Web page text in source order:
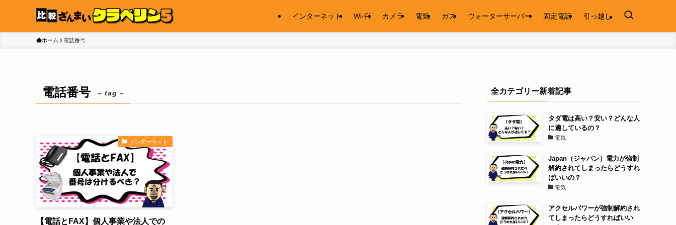
インターネット Wi-Fi カメラ 電気 ガス ウォーターサーバー 固定電話 引っ越し
ホーム 電話番号
電話番号 – tag –
インターネット
【電話とFAX】個人事業や法人での
全カテゴリー新着記事
タダ電は高い？安い？どんな人
に適しているの？
電気
Japan（ジャパン）電力が強制
解約されてしまったらどうすれ
ばいいの？
電気
アクセルパワーが強制解約され
てしまったらどうすればいい